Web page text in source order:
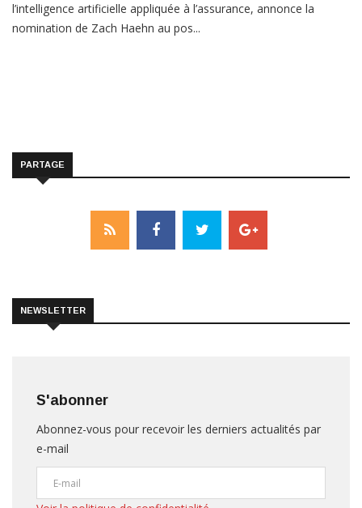
l’intelligence artificielle appliquée à l’assurance, annonce la
nomination de Zach Haehn au pos...
PARTAGE
NEWSLETTER
S'abonner
Abonnez-vous pour recevoir les derniers actualités par
e-mail